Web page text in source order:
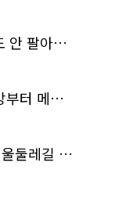
"편의점인데 아무것도 안 팔아요" 서울에서 가장 특별한 편의점의 정체
주황색 리본 따라 한강부터 메타세쿼이아 숲길까지…서울둘레길 15코스
이것이 천연 냉방! '서울둘레길 9코스'로 숲속 피서 떠나볼까